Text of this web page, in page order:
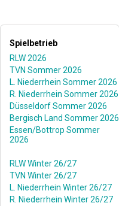
Spielbetrieb
RLW 2026
TVN Sommer 2026
L. Niederrhein Sommer 2026
R. Niederrhein Sommer 2026
Düsseldorf Sommer 2026
Bergisch Land Sommer 2026
Essen/Bottrop Sommer
2026
RLW Winter 26/27
TVN Winter 26/27
L. Niederrhein Winter 26/27
R. Niederrhein Winter 26/27